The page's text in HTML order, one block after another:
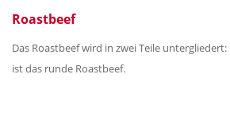
Roastbeef
Das Roastbeef wird in zwei Teile
ist das runde Roastbeef.